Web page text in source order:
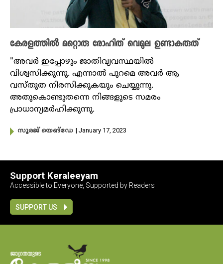
കേരളത്തിൽ മറ്റൊരു രോഹിത് വെമുല ഉണ്ടാകരുത്
"അവർ ഇപ്പോഴും ജാതിവ്യവസ്ഥയിൽ
വിശ്വസിക്കുന്നു. എന്നാൽ പുറമെ അവർ ആ
വസ്തുത നിരസിക്കുകയും ചെയ്യുന്നു.
അതുകൊണ്ടുതന്നെ നിങ്ങളുടെ സമരം
പ്രാധാന്യമർഹിക്കുന്നു.
സൂരജ് യെങ്ഡേ | January 17, 2023
Support Keraleeyam
Accessible to Everyone, Supported by Readers
SUPPORT US